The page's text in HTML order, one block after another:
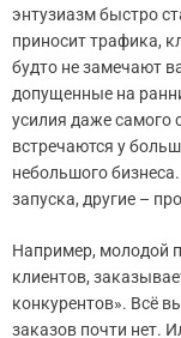
энтузиазм быстро
приносит трафика,
будто не замечают
допущенные на
усилия даже самого
встречаются у
небольшого
запуска, другие –
Например, молодой
клиентов,
конкурентов». Всё
заказов почти нет.